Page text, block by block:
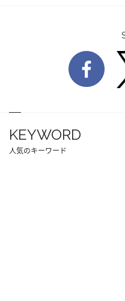
KEYWORD
人気のキーワード